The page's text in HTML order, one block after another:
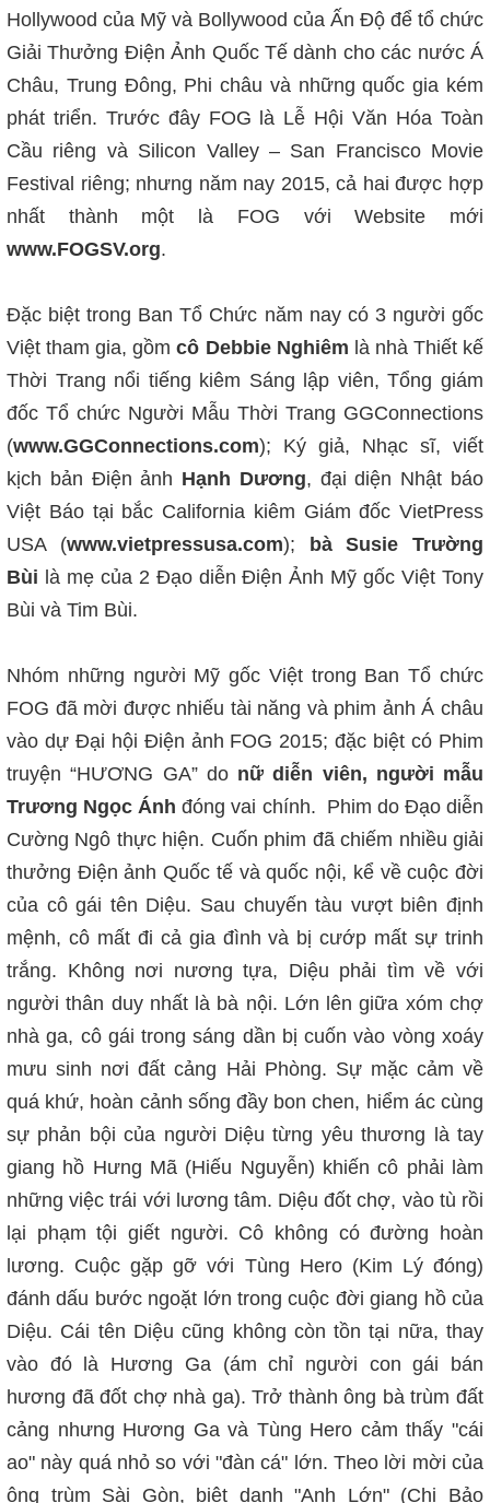
Hollywood của Mỹ và Bollywood của Ấn Độ để tổ chức
Giải Thưởng Điện Ảnh Quốc Tế dành cho các nước Á
Châu, Trung Đông, Phi châu và những quốc gia kém
phát triển. Trước đây FOG là Lễ Hội Văn Hóa Toàn
Cầu riêng và Silicon Valley – San Francisco Movie
Festival riêng; nhưng năm nay 2015, cả hai được hợp
nhất thành một là FOG với Website mới
www.FOGSV.org.
Đặc biệt trong Ban Tổ Chức năm nay có 3 người gốc
Việt tham gia, gồmcô Debbie Nghiêm là nhà Thiết kế
Thời Trang nổi tiếng kiêm Sáng lập viên, Tổng giám
đốc Tổ chức Người Mẫu Thời Trang GGConnections
(www.GGConnections.com); Ký giả, Nhạc sĩ, viết
kịch bản Điện ảnh Hạnh Dương, đại diện Nhật báo
Việt Báo tại bắc California kiêm Giám đốc VietPress
USA (www.vietpressusa.com);
bà Susie Trường
Bùi là mẹ của 2 Đạo diễn Điện Ảnh Mỹ gốc Việt Tony
Bùi và Tim Bùi.
Nhóm những người Mỹ gốc Việt trong Ban Tổ chức
FOG đã mời được nhiếu tài năng và phim ảnh Á châu
vào dự Đại hội Điện ảnh FOG 2015; đặc biệt có Phim
truyện “HƯƠNG GA” do nữ diễn viên, người mẫu
Trương Ngọc Ánh đóng vai chính. Phim do Đạo diễn
Cường Ngô thực hiện. Cuốn phim đã chiếm nhiều giải
thưởng Điện ảnh Quốc tế và quốc nội, kể về cuộc đời
của cô gái tên Diệu. Sau chuyến tàu vượt biên định
mệnh, cô mất đi cả gia đình và bị cướp mất sự trinh
trắng. Không nơi nương tựa, Diệu phải tìm về với
người thân duy nhất là bà nội. Lớn lên giữa xóm chợ
nhà ga, cô gái trong sáng dần bị cuốn vào vòng xoáy
mưu sinh nơi đất cảng Hải Phòng. Sự mặc cảm về
quá khứ, hoàn cảnh sống đầy bon chen, hiểm ác cùng
sự phản bội của người Diệu từng yêu thương là tay
giang hồ Hưng Mã (Hiếu Nguyễn) khiến cô phải làm
những việc trái với lương tâm. Diệu đốt chợ, vào tù rồi
lại phạm tội giết người. Cô không có đường hoàn
lương. Cuộc gặp gỡ với Tùng Hero (Kim Lý đóng)
đánh dấu bước ngoặt lớn trong cuộc đời giang hồ của
Diệu. Cái tên Diệu cũng không còn tồn tại nữa, thay
vào đó là Hương Ga (ám chỉ người con gái bán
hương đã đốt chợ nhà ga). Trở thành ông bà trùm đất
cảng nhưng Hương Ga và Tùng Hero cảm thấy "cái
ao" này quá nhỏ so với "đàn cá" lớn. Theo lời mời của
ông trùm Sài Gòn, biệt danh "Anh Lớn" (Chi Bảo